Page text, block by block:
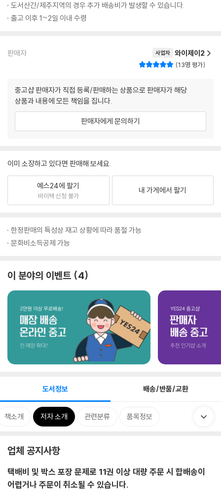
도서산간/제주지역의 경우 추가 배송비가 발생할 수 있습니다.
출고 이후 1~2일 이내 수령
판매자 사업자 와이제이2
13명 평가
중고샵 판매자가 직접 등록/판매하는 상품으로 판매자가 해당
상품과 내용에 모든 책임을 집니다.
판매자에게 문의하기
이미 소장하고 있다면 판매해 보세요.
예스24에 팔기
바이백 신청 불가
내 가게에서 팔기
한정판매의 특성상 재고 상황에 따라 품절 가능
문화비소득공제 가능
이 분야의 이벤트 4
도서정보 배송/반품/교환
책소개 저자 소개 관련분류 품목정보
업체 공지사항
택배비 및 박스 포장 문제로 11권 이상 대량 주문 시 합배송이
어렵거나 주문이 취소될 수 있습니다.